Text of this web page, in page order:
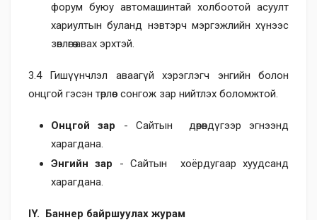
форум буюу автомашинтай холбоотой асуулт
хариултын буланд нэвтэрч мэргэжлийн хүнээс
зөвлөгөө авах эрхтэй.
3.4 Гишүүнчлэл аваагүй хэрэглэгч энгийн болон
онцгой гэсэн төрлөөс сонгож зар нийтлэх боломжтой.
Онцгой зар - Сайтын дөрөвдүгээр эгнээнд
харагдана.
Энгийн зар - Сайтын хоёрдугаар хуудсанд
харагдана.
IY. Баннер байршуулах журам